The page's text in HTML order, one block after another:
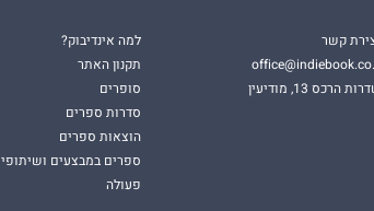
קשר
הרכס 13, מודיעין
למה אינדיבוק?
תקנון האתר
סופרים
סדרות ספרים
הוצאות ספרים
ספרים במבצעים ושיתופי
פעולה